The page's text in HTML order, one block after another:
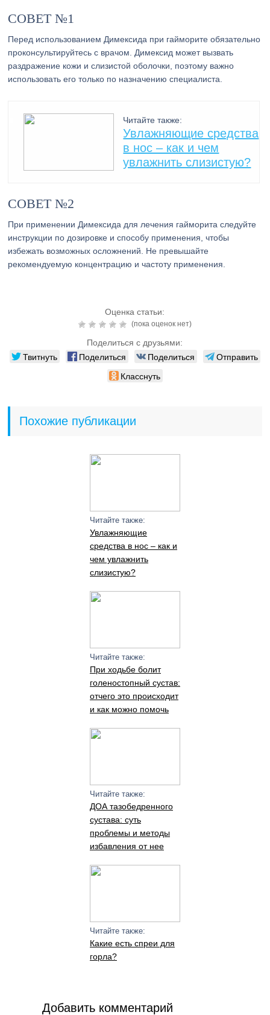
СОВЕТ №1
Перед использованием Димексида при гайморите обязательно
проконсультируйтесь с врачом. Димексид может вызвать
раздражение кожи и слизистой оболочки, поэтому важно
использовать его только по назначению специалиста.
Читайте также:
Увлажняющие средства
в нос – как и чем
увлажнить слизистую?
СОВЕТ №2
При применении Димексида для лечения гайморита следуйте
инструкции по дозировке и способу применения, чтобы
избежать возможных осложнений. Не превышайте
рекомендуемую концентрацию и частоту применения.
Оценка статьи:
(пока оценок нет)
Поделиться с друзьями:
Твитнуть Поделиться Поделиться
Отправить
Класснуть
Похожие публикации
Читайте также:
Увлажняющие
средства в нос – как и
чем увлажнить
слизистую?
Читайте также:
При ходьбе болит
голеностопный сустав:
отчего это происходит
и как можно помочь
Читайте также:
ДОА тазобедренного
сустава: суть
проблемы и методы
избавления от нее
Читайте также:
Какие есть спреи для
горла?
Добавить комментарий